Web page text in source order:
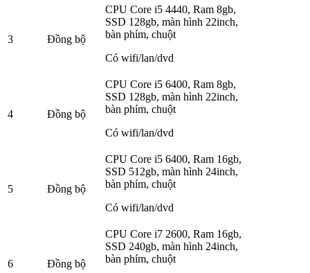
3 Đồng bộ
CPU Core i5 4440, Ram 8gb,
SSD 128gb, màn hình 22inch,
bàn phím, chuột
Có wifi/lan/dvd
4 Đồng bộ
CPU Core i5 6400, Ram 8gb,
SSD 128gb, màn hình 22inch,
bàn phím, chuột
Có wifi/lan/dvd
5 Đồng bộ
CPU Core i5 6400, Ram 16gb,
SSD 512gb, màn hình 24inch,
bàn phím, chuột
Có wifi/lan/dvd
6 Đồng bộ
CPU Core i7 2600, Ram 16gb,
SSD 240gb, màn hình 24inch,
bàn phím, chuột